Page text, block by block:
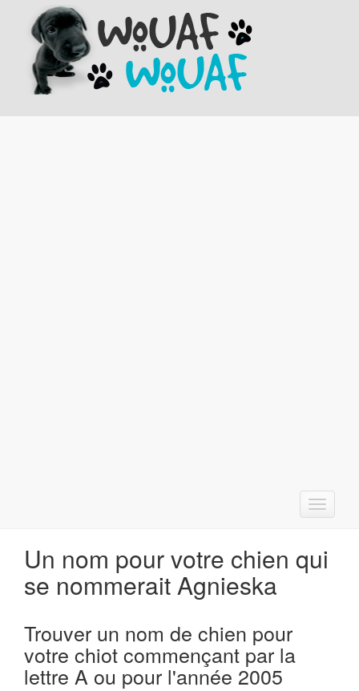
T
o
g
l
Un nom pour votre chien qui
se nommerait Agnieska
Trouver un nom de chien pour
votre chiot commençant par la
lettre A ou pour l'année 2005